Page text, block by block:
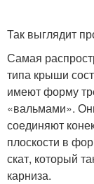
Так выглядит
Самая
типа крыши
имеют форму
«вальмами».
соединяют
плоскости в
скат, который
карниза.